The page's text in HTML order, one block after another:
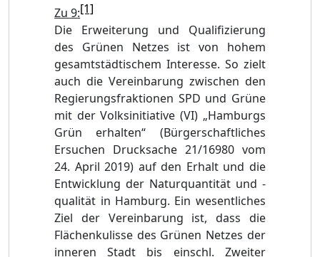
Zu 9:[1]
Die Erweiterung und Qualifizierung
des Grünen Netzes ist von hohem
gesamtstädtischem Interesse. So zielt
auch die Vereinbarung zwischen den
Regierungsfraktionen SPD und Grüne
mit der Volksinitiative (VI) „Hamburgs
Grün erhalten“ (Bürgerschaftliches
Ersuchen Drucksache 21/16980 vom
24. April 2019) auf den Erhalt und die
Entwicklung der Naturquantität und -
qualität in Hamburg. Ein wesentliches
Ziel der Vereinbarung ist, dass die
Flächenkulisse des Grünen Netzes der
inneren Stadt bis einschl. Zweiter